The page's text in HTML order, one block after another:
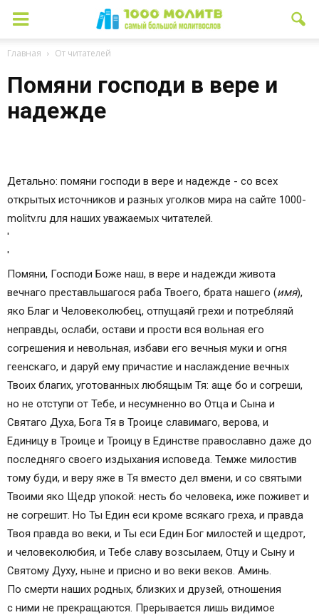
Главная От читателей
Помяни господи в вере и
надежде
Детально: помяни господи в вере и надежде - со всех
открытых источников и разных уголков мира на сайте 1000-
molitv.ru для наших уважаемых читателей.
'
'
Помяни, Господи Боже наш, в вере и надежди живота
вечнаго преставльшагося раба Твоего, брата нашего (имя),
яко Благ и Человеколюбец, отпущаяй грехи и потребляяй
неправды, ослаби, остави и прости вся вольная его
согрешения и невольная, избави его вечныя муки и огня
геенскаго, и даруй ему причастие и наслаждение вечных
Твоих благих, уготованных любящым Тя: аще бо и согреши,
но не отступи от Тебе, и несумненно во Отца и Сына и
Святаго Духа, Бога Тя в Троице славимаго, верова, и
Единицу в Троице и Троицу в Единстве православно даже до
последняго своего издыхания исповеда. Темже милостив
тому буди, и веру яже в Тя вместо дел вмени, и со святыми
Твоими яко Щедр упокой: несть бо человека, иже поживет и
не согрешит. Но Ты Един еси кроме всякаго греха, и правда
Твоя правда во веки, и Ты еси Един Бог милостей и щедрот,
и человеколюбия, и Тебе славу возсылаем, Отцу и Сыну и
Святому Духу, ныне и присно и во веки веков. Аминь.
По смерти наших родных, близких и друзей, отношения
с ними не прекращаются. Прерывается лишь видимое